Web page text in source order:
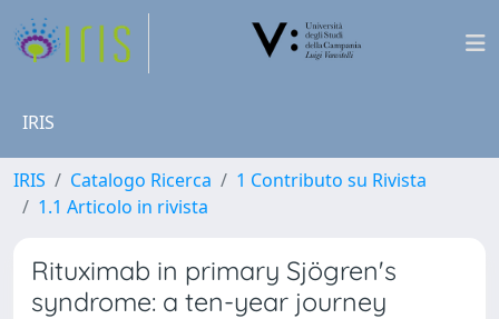
IRIS
IRIS Catalogo Ricerca
1 Contributo su Rivista
1.1 Articolo in rivista
Rituximab in primary Sjögren's
syndrome: a ten-year journey